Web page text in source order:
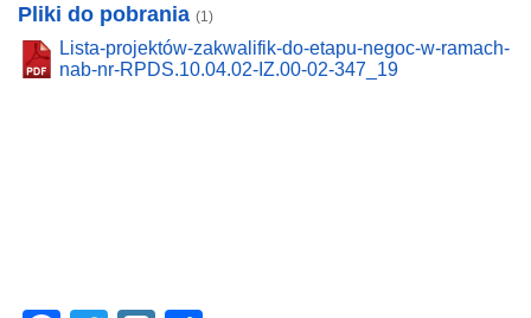
Pliki do pobrania (1)
Lista-projektów-zakwalifik-do-etapu-negoc-w-ramach-
nab-nr-RPDS.10.04.02-IZ.00-02-347_19